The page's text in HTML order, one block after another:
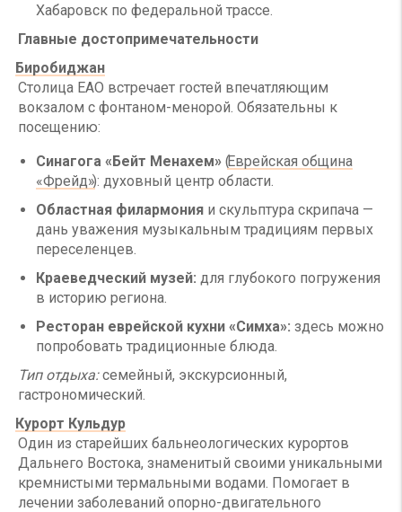
Хабаровск по федеральной трассе.
Главные достопримечательности
Биробиджан
Столица ЕАО встречает гостей впечатляющим
вокзалом с фонтаном-менорой. Обязательны к
посещению:
Синагога «Бейт Менахем» (Еврейская община
«Фрейд»): духовный центр области.
Областная филармония и скульптура скрипача —
дань уважения музыкальным традициям первых
переселенцев.
Краеведческий музей: для глубокого погружения
в историю региона.
Ресторан еврейской кухни «Симха»: здесь можно
попробовать традиционные блюда.
Тип отдыха:семейный, экскурсионный,
гастрономический.
Курорт Кульдур
Один из старейших бальнеологических курортов
Дальнего Востока, знаменитый своими уникальными
кремнистыми термальными водами. Помогает в
лечении заболеваний опорно-двигательного